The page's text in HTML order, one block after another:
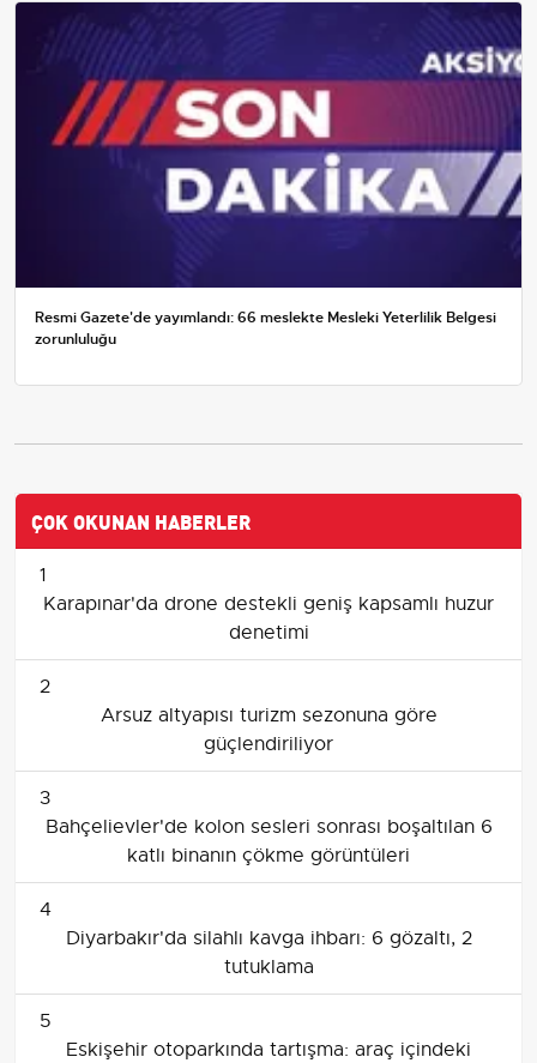
Resmi Gazete'de yayımlandı: 66 meslekte Mesleki Yeterlilik Belgesi
zorunluluğu
ÇOK OKUNAN HABERLER
1
Karapınar'da drone destekli geniş kapsamlı huzur
denetimi
2
Arsuz altyapısı turizm sezonuna göre
güçlendiriliyor
3
Bahçelievler'de kolon sesleri sonrası boşaltılan 6
katlı binanın çökme görüntüleri
4
Diyarbakır'da silahlı kavga ihbarı: 6 gözaltı, 2
tutuklama
5
Eskişehir otoparkında tartışma: araç içindeki